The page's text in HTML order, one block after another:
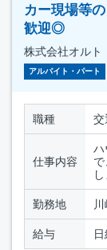
カー現場等
歓迎◎
株式会社オルト
アルバイト・パート
職種 交
仕事内容
ハ
し
勤務地
給与